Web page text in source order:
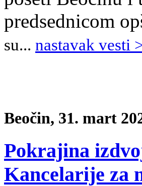
predsednicom
su... nastavak vesti
Beočin, 31. mart
Pokrajina
Kancelarije za